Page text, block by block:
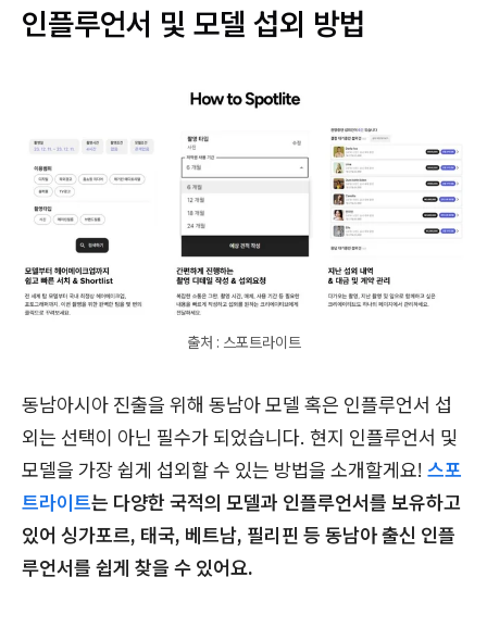
인플루언서 및 모델 섭외 방법
출처 : 스포트라이트
동남아시아 진출을 위해 동남아 모델 혹은 인플루언서 섭
외는 선택이 아닌 필수가 되었습니다. 현지 인플루언서 및
모델을 가장 쉽게 섭외할 수 있는 방법을 소개할게요! 스포
트라이트는 다양한 국적의 모델과 인플루언서를 보유하고
있어 싱가포르, 태국, 베트남, 필리핀 등 동남아 출신 인플
루언서를 쉽게 찾을 수 있어요.